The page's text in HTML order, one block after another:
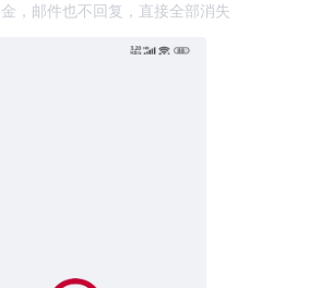
，邮件也不回复，直接全部消失